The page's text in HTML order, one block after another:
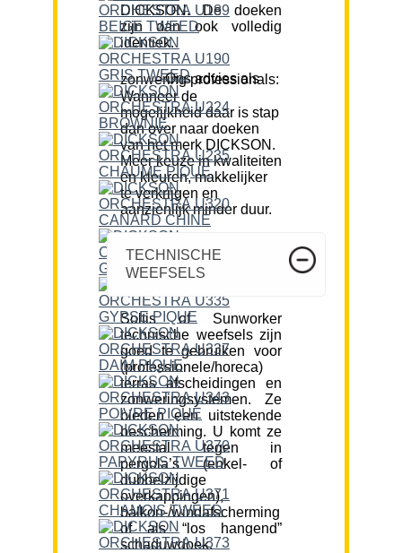
DICKSON. De doeken
zijn dan ook volledig
identiek.
Ons advies als zonwering professionals:
Wanneer de
mogelijkheid daar is stap
dan over naar doeken
van het merk DICKSON.
Meer keuze in kwaliteiten
en kleuren, makkelijker
te verkrijgen en
aanzienlijk minder duur.
TECHNISCHE
WEEFSELS
Soltis of Sunworker
technische weefsels zijn
goed te gebruiken voor
(professionele/horeca)
terras afscheidingen en
zonweringsystemen. Ze
bieden een uitstekende
bescherming. U komt ze
meestal tegen in
pergola’s (enkel- of
dubbelzijdige
overkappingen),
balkon-/windafscherming
of als “los hangend”
schaduwdoek.